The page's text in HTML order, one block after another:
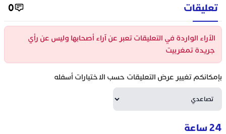
تعليقات 0
الآراء الواردة في التعليقات تعبر عن آراء أصحابها وليس عن رأي
جريدة تمغربيت
بإمكانكم تغيير عرض التعليقات حسب الاختيارات أسفله
24 ساعة